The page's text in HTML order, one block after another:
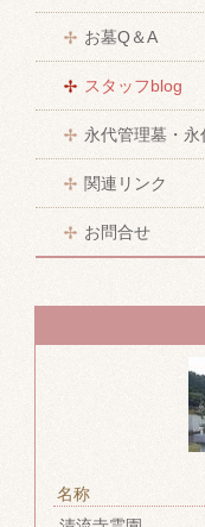
お墓Q＆A
スタッフblog
永代管理墓・永
関連リンク
お問合せ
名称